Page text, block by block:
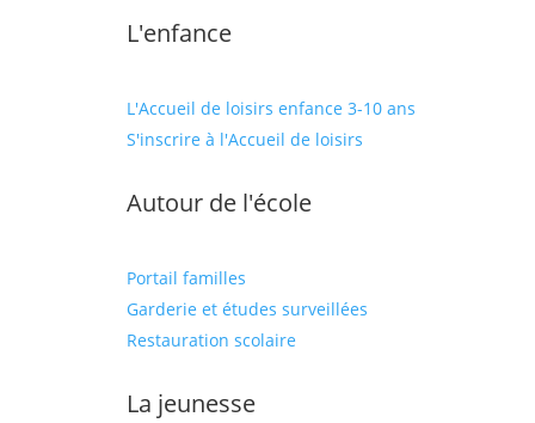
L'enfance
L'Accueil de loisirs enfance 3-10 ans
S'inscrire à l'Accueil de loisirs
Autour de l'école
Portail familles
Garderie et études surveillées
Restauration scolaire
La jeunesse